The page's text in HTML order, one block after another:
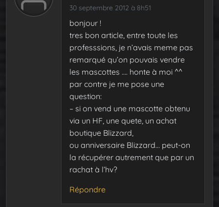
30 septembre 2012 à 8h51
bonjour !
tres bon article, entre toute les
professsions, je n’avais meme pas
remarqué qu’on pouvais vendre
les mascottes …. honte à moi ^^
par contre je me pose une
question:
– si on vend une mascotte obtenu
via un HF, une quete, un achat
boutique Blizzard,
ou anniversaire Blizzard… peut-on
la récupérer autrement que par un
rachat à l’hv?
Répondre